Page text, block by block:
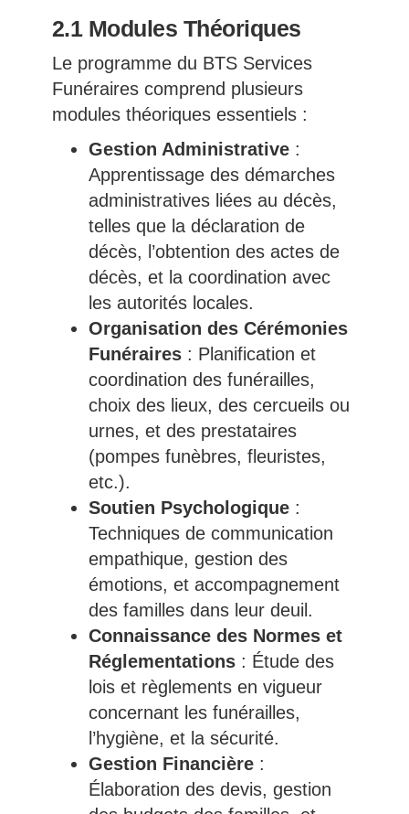
2.1 Modules Théoriques
Le programme du BTS Services
Funéraires comprend plusieurs
modules théoriques essentiels :
Gestion Administrative:
Apprentissage des démarches
administratives liées au décès,
telles que la déclaration de
décès, l’obtention des actes de
décès, et la coordination avec
les autorités locales.
Organisation des Cérémonies
Funéraires: Planification et
coordination des funérailles,
choix des lieux, des cercueils ou
urnes, et des prestataires
(pompes funèbres, fleuristes,
etc.).
Soutien Psychologique:
Techniques de communication
empathique, gestion des
émotions, et accompagnement
des familles dans leur deuil.
Connaissance des Normes et
Réglementations: Étude des
lois et règlements en vigueur
concernant les funérailles,
l’hygiène, et la sécurité.
Gestion Financière:
Élaboration des devis, gestion